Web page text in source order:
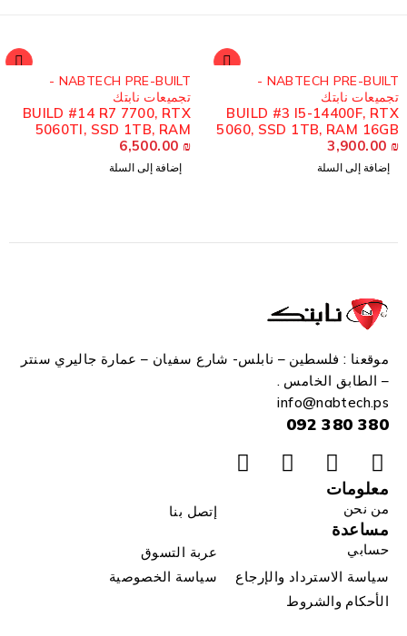
NABTECH PRE-BUILT -
تجميعات نابتك
BUILD #3 I5-14400F, RTX
5060, SSD 1TB, RAM 16GB
D4
3,900.00₪
إضافة إلى السلة
NABTECH PRE-BUILT -
تجميعات نابتك
BUILD #14 R7 7700, RTX
5060TI, SSD 1TB, RAM
32GB D5
6,500.00₪
إضافة إلى السلة
موقعنا : فلسطين – نابلس- شارع سفيان – عمارة جاليري سنتر
– الطابق الخامس .
info@nabtech.ps
380 380 092
معلومات
من نحن إتصل بنا
مساعدة
حسابي
عربة التسوق
سياسة الاسترداد والإرجاع
سياسة الخصوصية
الأحكام والشروط